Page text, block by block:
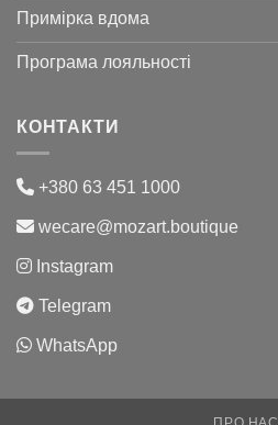
Примірка вдома
Програма лояльності
КОНТАКТИ
+380 63 451 1000
wecare@mozart.boutique
Instagram
Telegram
WhatsApp